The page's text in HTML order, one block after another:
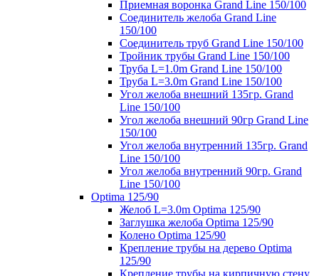
Приемная воронка Grand Line 150/100
Соединитель желоба Grand Line
150/100
Соединитель труб Grand Line 150/100
Тройник трубы Grand Line 150/100
Труба L=1.0m Grand Line 150/100
Труба L=3.0m Grand Line 150/100
Угол желоба внешний 135гр. Grand
Line 150/100
Угол желоба внешний 90гр Grand Line
150/100
Угол желоба внутренний 135гр. Grand
Line 150/100
Угол желоба внутренний 90гр. Grand
Line 150/100
Optima 125/90
Желоб L=3.0m Optima 125/90
Заглушка желоба Optima 125/90
Колено Optima 125/90
Крепление трубы на дерево Optima
125/90
Крепление трубы на кирпичную стену